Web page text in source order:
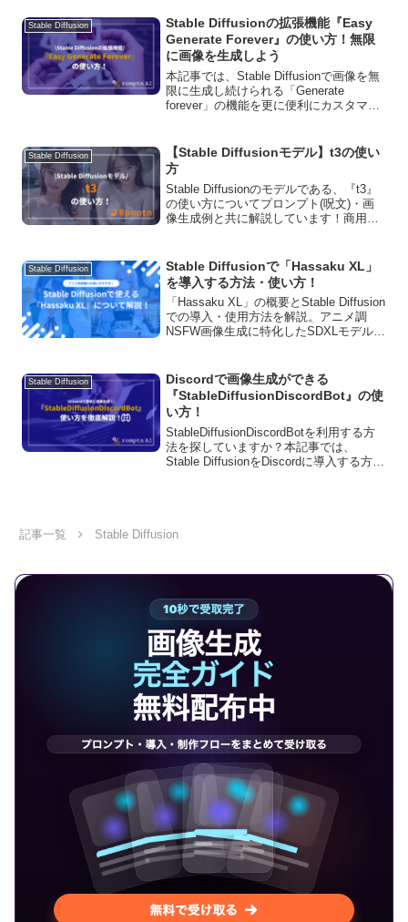
入・使用するのか解説しますので、ぜひ
参考にしてください！
Stable Diffusion
Stable Diffusionの拡張機能『Easy
Generate Forever』の使い方！無限
に画像を生成しよう
本記事では、Stable Diffusionで画像を無
限に生成し続けられる「Generate
forever」の機能を更に便利にカスタマイ
使い方まで詳しく解説していきます。
Stable Diffusion
【Stable Diffusionモデル】t3の使い
方
Stable Diffusionのモデルである、『t3』
の使い方についてプロンプト(呪文)・画
像生成例と共に解説しています！商用利
Stable Diffusion
Stable Diffusionで「Hassaku XL」
を導入する方法・使い方！
「Hassaku XL」の概要とStable Diffusion
での導入・使用方法を解説。アニメ調
NSFW画像生成に特化したSDXLモデルの
ための設定やプロンプトのポイントも解
説。
Stable Diffusion
Discordで画像生成ができる
『StableDiffusionDiscordBot』の使
い方！
StableDiffusionDiscordBotを利用する方
法を探していますか？本記事では、
Stable DiffusionをDiscordに導入する方法
記事一覧
Stable Diffusion